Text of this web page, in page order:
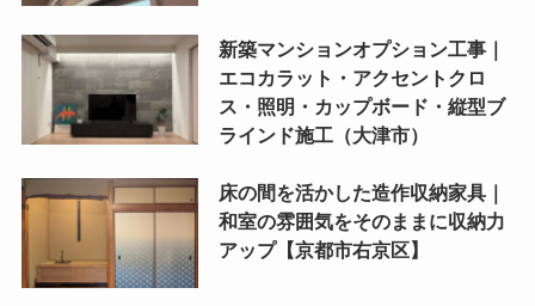
新築マンションオプション工事｜
エコカラット・アクセントクロ
ス・照明・カップボード・縦型ブ
ラインド施工（大津市）
床の間を活かした造作収納家具｜
和室の雰囲気をそのままに収納力
アップ【京都市右京区】